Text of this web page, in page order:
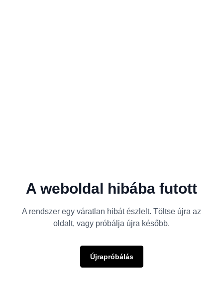
A weboldal hibába futott
A rendszer egy váratlan hibát észlelt. Töltse újra az
oldalt, vagy próbálja újra később.
Újrapróbálás